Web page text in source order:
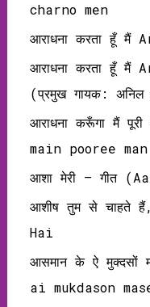
charno men
आराधना करता हूँ
आराधना करता हूँ
(प्रमुख गायक: अनिल
आराधना करूँगा मैं
main pooree
आशा मेरी – गीत
आशीष तुम से चाहते
Hai
आसमान के ऐ मुक्दसों
ai mukdason